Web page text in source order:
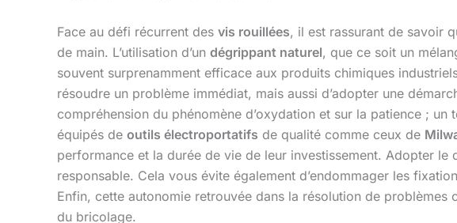
Face au défi récurrent des vis rouillées, il est rassurant de savoir
de main. L’utilisation d’un dégrippant naturel, que ce soit un
souvent surprenamment efficace aux produits chimiques
résoudre un problème immédiat, mais aussi d’adopter une
compréhension du phénomène d’oxydation et sur la patience ;
équipés de outils électroportatifs de qualité comme ceux de
performance et la durée de vie de leur investissement. Adopter
responsable. Cela vous évite également d’endommager les
Enfin, cette autonomie retrouvée dans la résolution de
du bricolage.